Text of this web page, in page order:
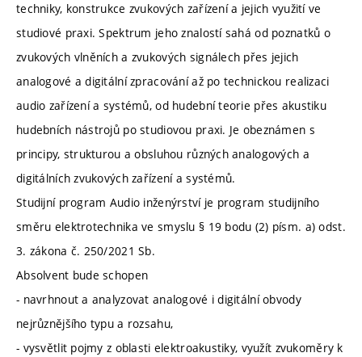
techniky, konstrukce zvukových zařízení a jejich využití ve
studiové praxi. Spektrum jeho znalostí sahá od poznatků o
zvukových vlněních a zvukových signálech přes jejich
analogové a digitální zpracování až po technickou realizaci
audio zařízení a systémů, od hudební teorie přes akustiku
hudebních nástrojů po studiovou praxi. Je obeznámen s
principy, strukturou a obsluhou různých analogových a
digitálních zvukových zařízení a systémů.
Studijní program Audio inženýrství je program studijního
směru elektrotechnika ve smyslu § 19 bodu (2) písm. a) odst.
3. zákona č. 250/2021 Sb.
Absolvent bude schopen
- navrhnout a analyzovat analogové i digitální obvody
nejrůznějšího typu a rozsahu,
- vysvětlit pojmy z oblasti elektroakustiky, využít zvukoměry k